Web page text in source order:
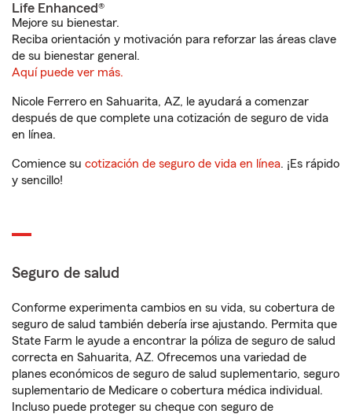
Life Enhanced®
Mejore su bienestar.
Reciba orientación y motivación para reforzar las áreas clave
de su bienestar general.
Aquí puede ver más.
Nicole Ferrero en Sahuarita, AZ, le ayudará a comenzar
después de que complete una cotización de seguro de vida
en línea.
Comience su cotización de seguro de vida en línea. ¡Es rápido
y sencillo!
Seguro de salud
Conforme experimenta cambios en su vida, su cobertura de
seguro de salud también debería irse ajustando. Permita que
State Farm le ayude a encontrar la póliza de seguro de salud
correcta en Sahuarita, AZ. Ofrecemos una variedad de
planes económicos de seguro de salud suplementario, seguro
suplementario de Medicare o cobertura médica individual.
Incluso puede proteger su cheque con seguro de